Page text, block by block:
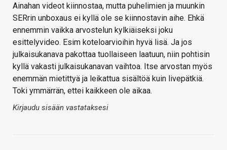
Ainahan videot kiinnostaa, mutta puhelimien ja muunkin
SERrin unboxaus ei kyllä ole se kiinnostavin aihe. Ehkä
ennemmin vaikka arvostelun kylkiäiseksi joku
esittelyvideo. Esim koteloarvioihin hyvä lisä. Ja jos
julkaisukanava pakottaa tuollaiseen laatuun, niin pohtisin
kyllä vakasti julkaisukanavan vaihtoa. Itse arvostan myös
enemmän mietittyä ja leikattua sisältöä kuin livepätkiä.
Toki ymmärrän, ettei kaikkeen ole aikaa.
Kirjaudu sisään vastataksesi